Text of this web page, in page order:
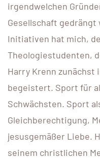
irgendwelchen
Gesellschaft
Initiativen hat mich,
Theologiestudenten,
Harry Krenn
begeistert. Sport für
Schwächsten. Sport
Gleichberechtigung,
jesusgemäßer Liebe.
seinem christlichen